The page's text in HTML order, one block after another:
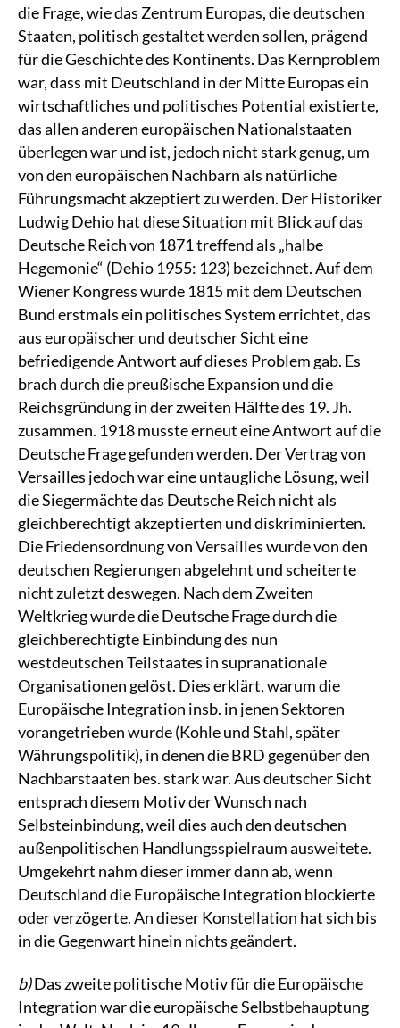
die Frage, wie das Zentrum Europas, die deutschen
Staaten, politisch gestaltet werden sollen, prägend
für die Geschichte des Kontinents. Das Kernproblem
war, dass mit Deutschland in der Mitte Europas ein
wirtschaftliches und politisches Potential existierte,
das allen anderen europäischen Nationalstaaten
überlegen war und ist, jedoch nicht stark genug, um
von den europäischen Nachbarn als natürliche
Führungsmacht akzeptiert zu werden. Der Historiker
Ludwig Dehio hat diese Situation mit Blick auf das
Deutsche Reich von 1871 treffend als „halbe
Hegemonie“ (Dehio 1955: 123) bezeichnet. Auf dem
Wiener Kongress wurde 1815 mit dem Deutschen
Bund erstmals ein politisches System errichtet, das
aus europäischer und deutscher Sicht eine
befriedigende Antwort auf dieses Problem gab. Es
brach durch die preußische Expansion und die
Reichsgründung in der zweiten Hälfte des 19. Jh.
zusammen. 1918 musste erneut eine Antwort auf die
Deutsche Frage gefunden werden. Der Vertrag von
Versailles jedoch war eine untaugliche Lösung, weil
die Siegermächte das Deutsche Reich nicht als
gleichberechtigt akzeptierten und diskriminierten.
Die Friedensordnung von Versailles wurde von den
deutschen Regierungen abgelehnt und scheiterte
nicht zuletzt deswegen. Nach dem Zweiten
Weltkrieg wurde die Deutsche Frage durch die
gleichberechtigte Einbindung des nun
westdeutschen Teilstaates in supranationale
Organisationen gelöst. Dies erklärt, warum die
Europäische Integration insb. in jenen Sektoren
vorangetrieben wurde (Kohle und Stahl, später
Währungspolitik), in denen die BRD gegenüber den
Nachbarstaaten bes. stark war. Aus deutscher Sicht
entsprach diesem Motiv der Wunsch nach
Selbsteinbindung, weil dies auch den deutschen
außenpolitischen Handlungsspielraum ausweitete.
Umgekehrt nahm dieser immer dann ab, wenn
Deutschland die Europäische Integration blockierte
oder verzögerte. An dieser Konstellation hat sich bis
in die Gegenwart hinein nichts geändert.
b)Das zweite politische Motiv für die Europäische
Integration war die europäische Selbstbehauptung